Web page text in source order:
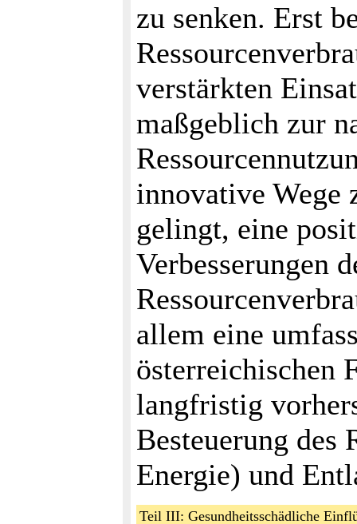
zu senken. Erst
verstärkten
maßgeblich zur
innovative Wege
gelingt, eine
Verbesserungen
allem eine
österreichischen
langfristig
Besteuerung des
Energie) und
Teil III: Gesundheitsschädliche